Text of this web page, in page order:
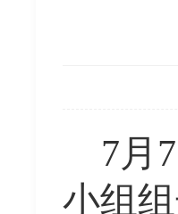
7月
小组